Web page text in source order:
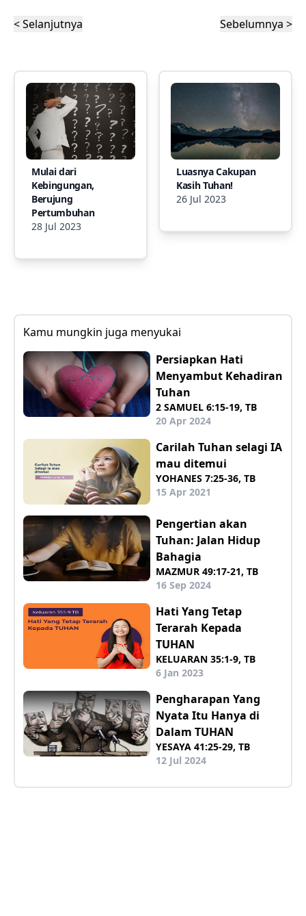
< Selanjutnya Sebelumnya >
Mulai dari
Kebingungan,
Berujung
Pertumbuhan
28 Jul 2023
Luasnya Cakupan
Kasih Tuhan!
26 Jul 2023
Kamu mungkin juga menyukai
Persiapkan Hati
Menyambut Kehadiran
Tuhan
2 SAMUEL 6:15-19, TB
20 Apr 2024
Carilah Tuhan selagi IA
mau ditemui
YOHANES 7:25-36, TB
15 Apr 2021
Pengertian akan
Tuhan: Jalan Hidup
Bahagia
MAZMUR 49:17-21, TB
16 Sep 2024
Hati Yang Tetap
Terarah Kepada
TUHAN
KELUARAN 35:1-9, TB
6 Jan 2023
Pengharapan Yang
Nyata Itu Hanya di
Dalam TUHAN
YESAYA 41:25-29, TB
12 Jul 2024